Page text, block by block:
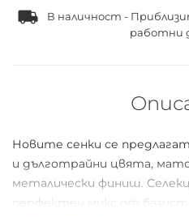
В наличност -
работни
Новите сенки се
и дълготрайни цвята,
металически финиш.
перфектен микс от